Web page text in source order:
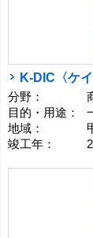
K-DIC〈ケ
分野：
目的・用途：
地域：
竣工年：